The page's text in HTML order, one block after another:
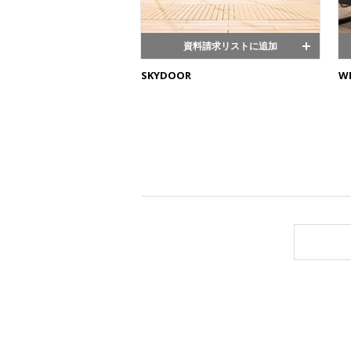
資料請求リストに追加
SKYDOOR